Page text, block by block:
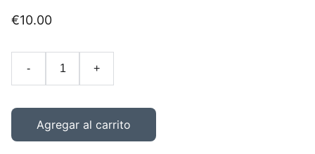
€10.00
- +
Agregar al carrito